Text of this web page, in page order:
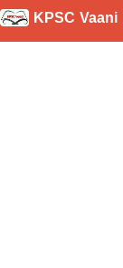
KPSC Vaani